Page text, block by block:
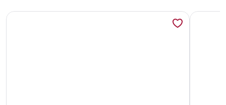
Mais informações sobre Sítio com Chalés em Santa Cruz,
Mais